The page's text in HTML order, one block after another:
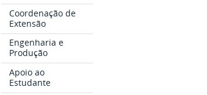
Coordenação de
Extensão
Engenharia e
Produção
Apoio ao
Estudante